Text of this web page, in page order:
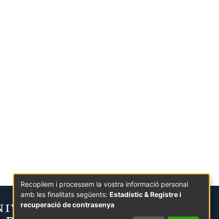
Recopilem i processem la vostra informació personal
amb les finalitats següents: Estadístic & Registre i
recuperació de contrasenya